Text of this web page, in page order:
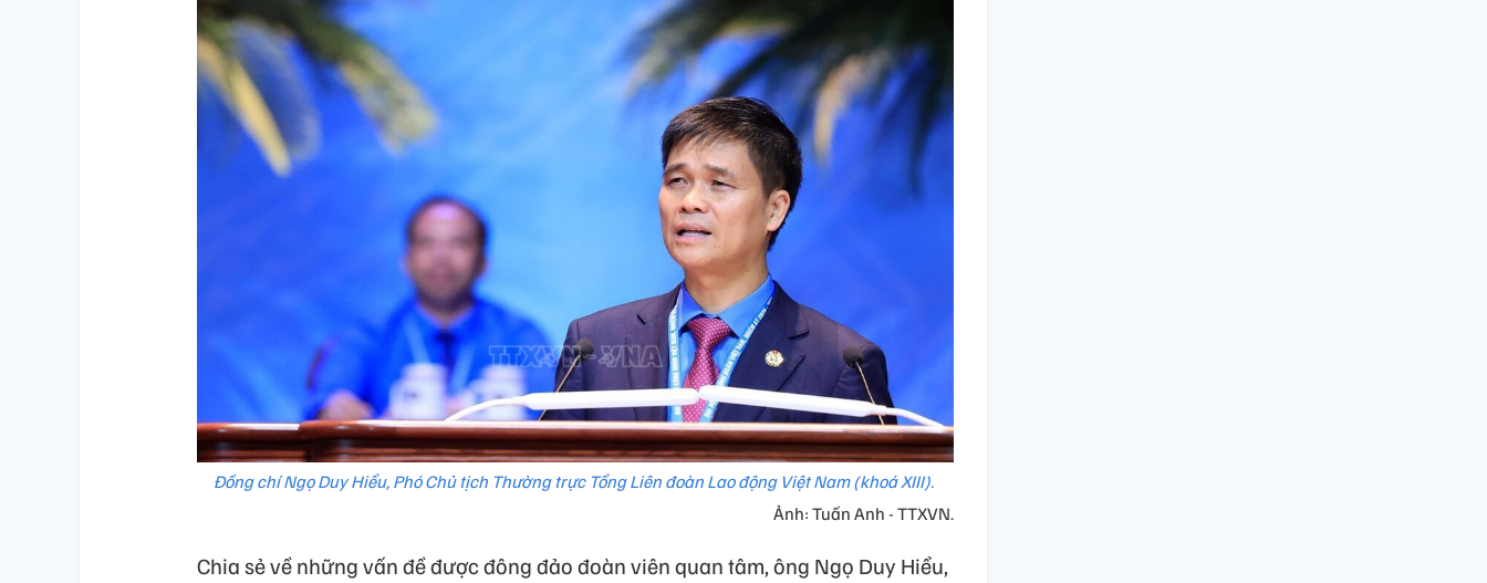
Đồng chí Ngọ Duy Hiểu, Phó Chủ tịch Thường trực Tổng Liên đoàn Lao động Việt Nam (khoá XIII).
Ảnh: Tuấn Anh - TTXVN.
Chia sẻ về những vấn đề được đông đảo đoàn viên quan tâm, ông Ngọ Duy Hiểu,